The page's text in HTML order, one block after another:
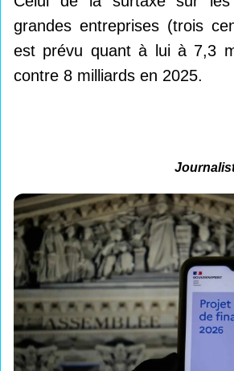
grandes entreprises (trois
est prévu quant à lui à 7,3
contre 8 milliards en 2025.